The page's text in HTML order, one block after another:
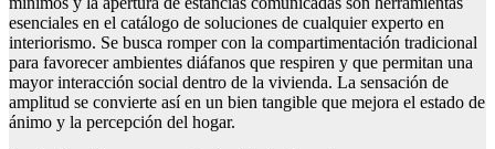
esenciales en el catálogo de soluciones de cualquier experto en
interiorismo. Se busca romper con la compartimentación tradicional
para favorecer ambientes diáfanos que respiren y que permitan una
mayor interacción social dentro de la vivienda. La sensación de
amplitud se convierte así en un bien tangible que mejora el estado de
ánimo y la percepción del hogar.